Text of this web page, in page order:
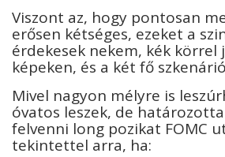
Viszont az, hogy pontosan
erősen kétséges, ezeket a
érdekesek nekem, kék körrel
képeken, és a két fő
Mivel nagyon mélyre is
óvatos leszek, de
felvenni long pozikat FOMC
tekintettel arra, ha: